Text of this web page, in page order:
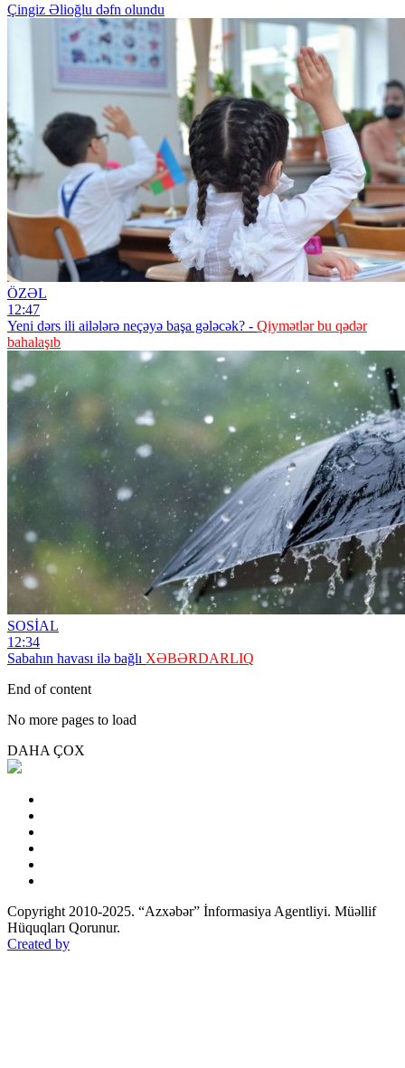
Çingiz Əlioğlu dəfn olundu
ÖZƏL
12:47
Yeni dərs ili ailələrə neçəyə başa gələcək? - Qiymətlər bu qədər
bahalaşıb
SOSİAL
12:34
Sabahın havası ilə bağlı XƏBƏRDARLIQ
End of content
No more pages to load
DAHA ÇOX
Copyright 2010-2025. “Azxəbər” İnformasiya Agentliyi. Müəllif
Hüquqları Qorunur.
Created by